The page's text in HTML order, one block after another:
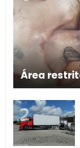
Área